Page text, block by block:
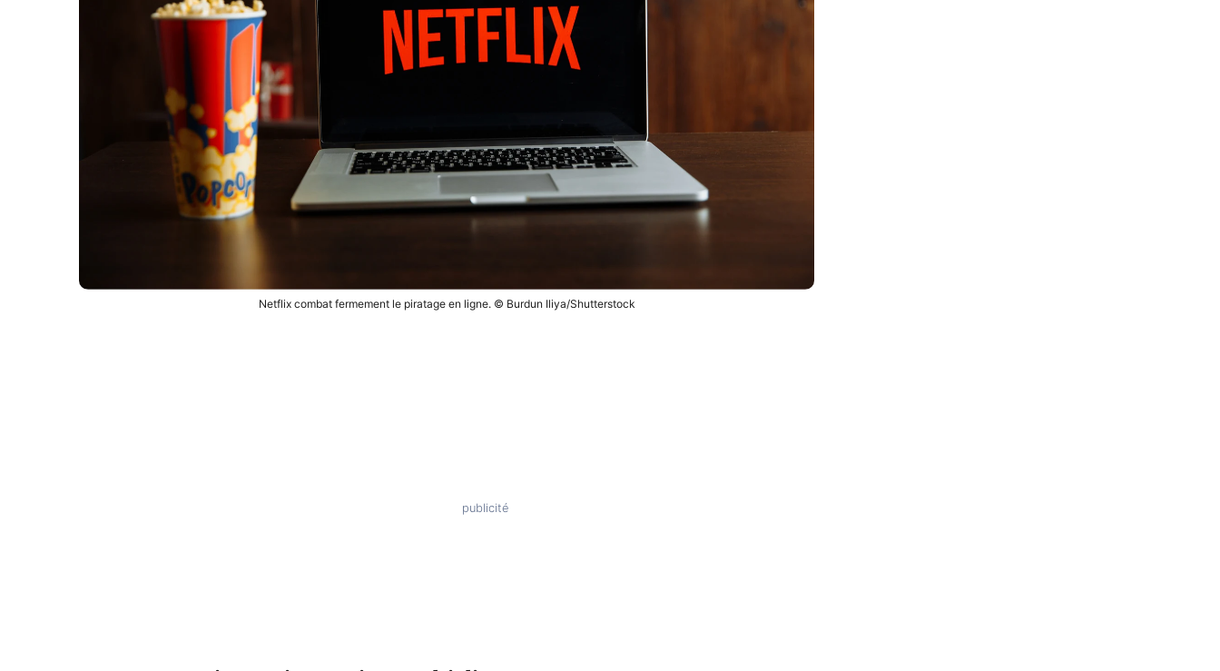
Netflix combat fermement le piratage en ligne. © Burdun Iliya/Shutterstock